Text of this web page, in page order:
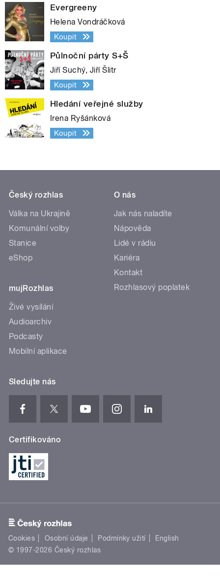
Evergreeny
Helena Vondráčková
Koupit
Půlnoční párty S+Š
Jiří Suchý, Jiří Šlitr
Koupit
Hledání veřejné služby
Irena Ryšánková
Koupit
Český rozhlas
Válka na Ukrajině
Komunální volby
Stanice
eShop
mujRozhlas
Živé vysílání
Audioarchiv
Podcasty
Mobilní aplikace
O nás
Jak nás naladíte
Nápověda
Lidé v rádiu
Kariéra
Kontakt
Rozhlasový poplatek
Sledujte nás
Certifikováno
Cookies Osobní údaje Podmínky užití
English
© 1997-2026 Český rozhlas